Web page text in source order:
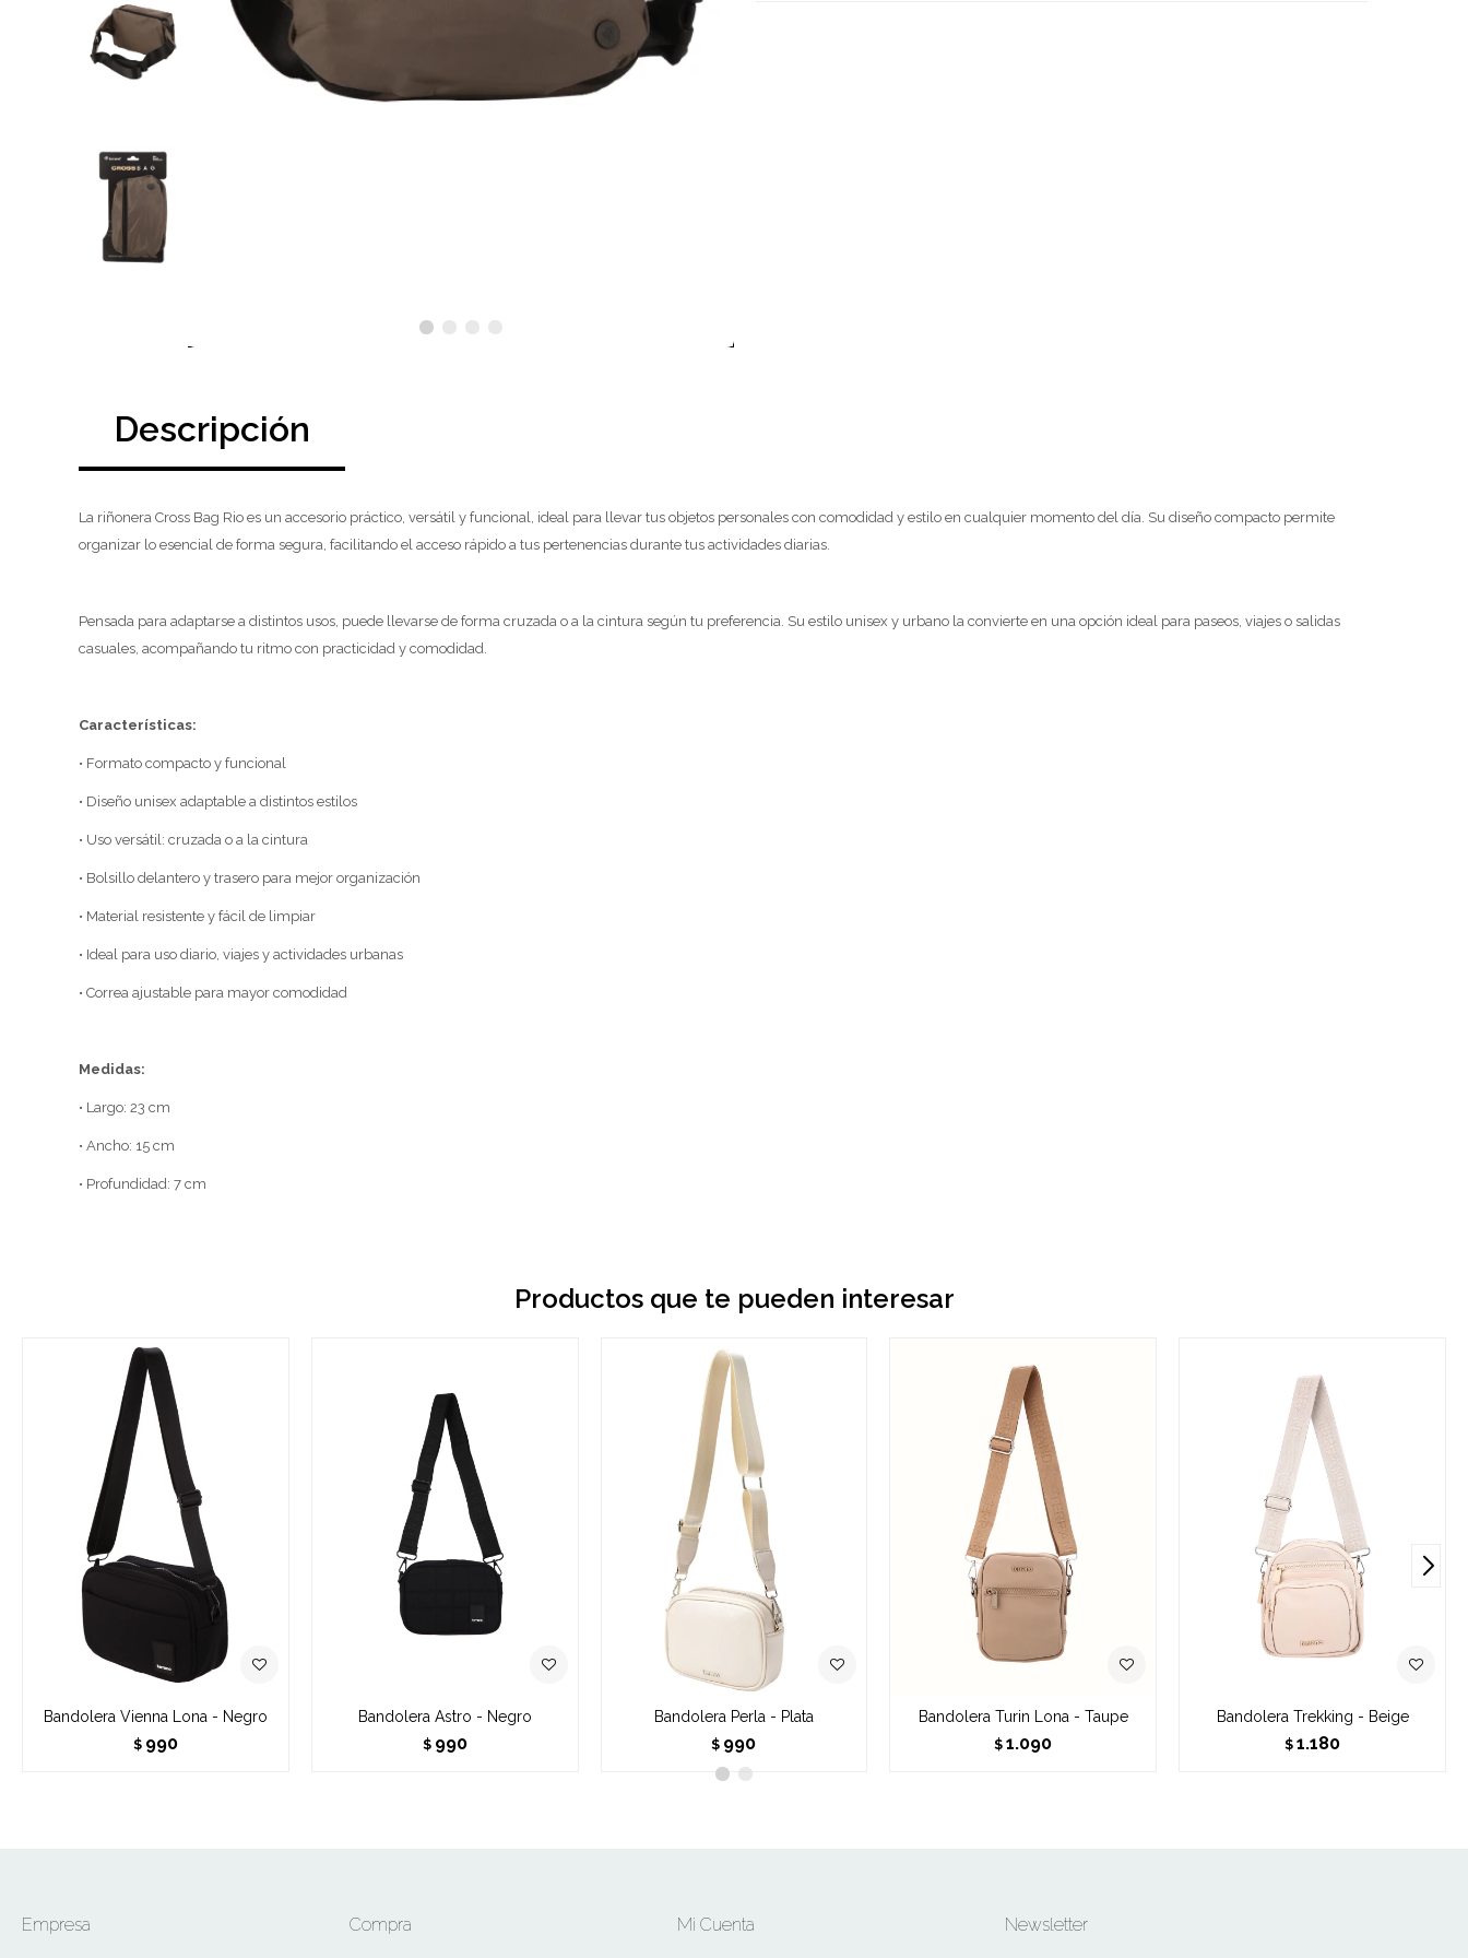
Descripción
La riñonera Cross Bag Rio es un accesorio práctico, versátil y funcional, ideal para llevar tus objetos personales con comodidad y estilo en cualquier momento del día. Su diseño compacto permite
organizar lo esencial de forma segura, facilitando el acceso rápido a tus pertenencias durante tus actividades diarias.
Pensada para adaptarse a distintos usos, puede llevarse de forma cruzada o a la cintura según tu preferencia. Su estilo unisex y urbano la convierte en una opción ideal para paseos, viajes o salidas
casuales, acompañando tu ritmo con practicidad y comodidad.
Características:
• Formato compacto y funcional
• Diseño unisex adaptable a distintos estilos
• Uso versátil: cruzada o a la cintura
• Bolsillo delantero y trasero para mejor organización
• Material resistente y fácil de limpiar
• Ideal para uso diario, viajes y actividades urbanas
• Correa ajustable para mayor comodidad
Medidas:
• Largo: 23 cm
• Ancho: 15 cm
• Profundidad: 7 cm
Productos que te pueden interesar
Bandolera Vienna Lona - Negro
$ 990
Bandolera Astro - Negro
$ 990
Bandolera Perla - Plata
$ 990
Bandolera Turin Lona - Taupe
$ 1.090
Bandolera Trekking - Beige
$ 1.180
Empresa Compra Mi Cuenta Newsletter